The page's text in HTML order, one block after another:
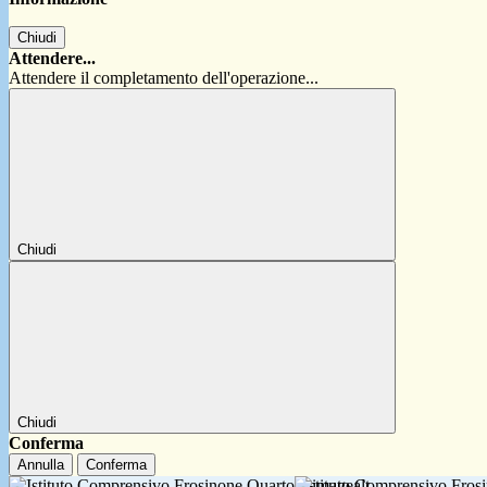
Chiudi
Attendere...
Attendere il completamento dell'operazione...
Chiudi
Chiudi
Conferma
Annulla Conferma